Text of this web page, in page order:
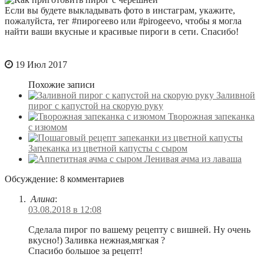
Если вы будете выкладывать фото в инстаграм, укажите,
пожалуйста, тег #пирогеево или #pirogeevo, чтобы я могла
найти ваши вкусные и красивые пироги в сети. Спасибо!
19 Июл 2017
Похожие записи
Заливной
пирог с капустой на скорую руку
Творожная запеканка
с изюмом
Запеканка из цветной капусты с сыром
Ленивая ачма из лаваша
Обсуждение: 8 комментариев
Алина:
03.08.2018 в 12:08
Сделала пирог по вашему рецепту с вишней. Ну очень
вкусно!) Заливка нежная,мягкая ?
Спасибо большое за рецепт!